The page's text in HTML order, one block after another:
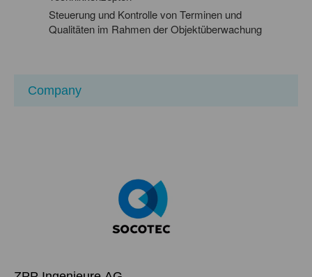
Steuerung und Kontrolle von Terminen und
Qualitäten im Rahmen der Objektüberwachung
Company